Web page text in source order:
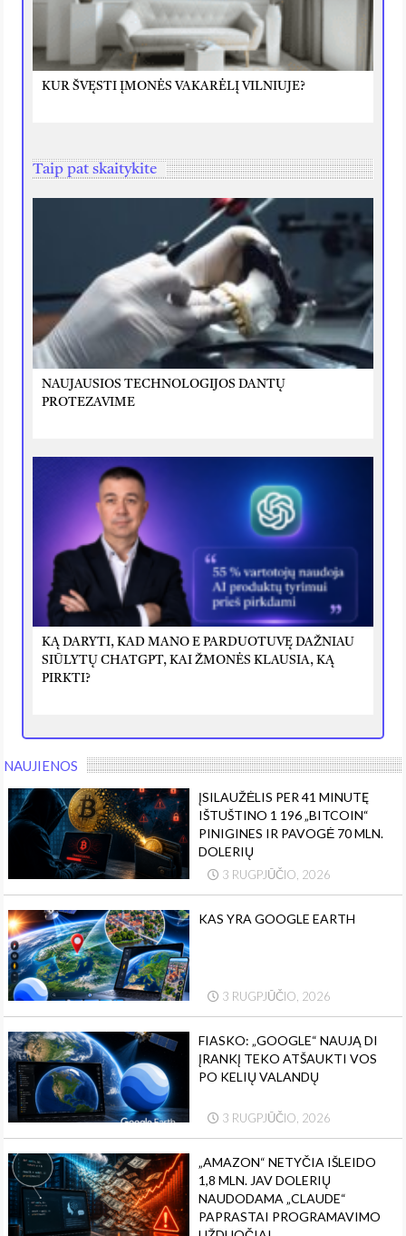
KUR ŠVĘSTI ĮMONĖS VAKARĖLĮ VILNIUJE?
Taip pat skaitykite
NAUJAUSIOS TECHNOLOGIJOS DANTŲ
PROTEZAVIME
KĄ DARYTI, KAD MANO E PARDUOTUVĘ DAŽNIAU
SIŪLYTŲ CHATGPT, KAI ŽMONĖS KLAUSIA, KĄ
PIRKTI?
NAUJIENOS
ĮSILAUŽĖLIS PER 41 MINUTĘ
IŠTUŠTINO 1 196 „BITCOIN“
PINIGINES IR PAVOGĖ 70 MLN.
DOLERIŲ
3 RUGPJŪČIO, 2026
KAS YRA GOOGLE EARTH
3 RUGPJŪČIO, 2026
FIASKO: „GOOGLE“ NAUJĄ DI
ĮRANKĮ TEKO ATŠAUKTI VOS
PO KELIŲ VALANDŲ
3 RUGPJŪČIO, 2026
„AMAZON“ NETYČIA IŠLEIDO
1,8 MLN. JAV DOLERIŲ
NAUDODAMA „CLAUDE“
PAPRASTAI PROGRAMAVIMO